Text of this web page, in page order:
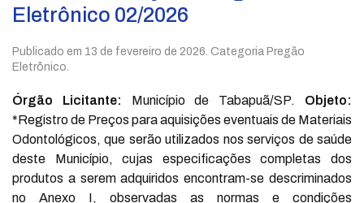
Eletrônico 02/2026
Publicado em 13 de fevereiro de 2026 . Categoria Pregão
Eletrônico.
Órgão Licitante: Município de Tabapuã/SP. Objeto:
*Registro de Preços para aquisições eventuais de Materiais
Odontológicos, que serão utilizados nos serviços de saúde
deste Município, cujas especificações completas dos
produtos a serem adquiridos encontram-se descriminados
no Anexo I, observadas as normas e condições